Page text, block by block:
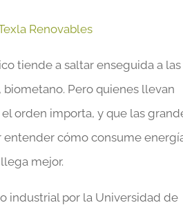
Renovables
tiende a saltar enseguida a las
Pero quienes llevan
orden importa, y que las
entender cómo consume
mejor.
industrial por la Universidad de